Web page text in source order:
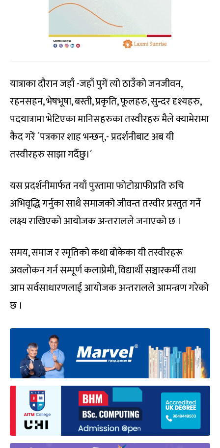
यात्राका दौरान जहाँ -जहाँ पुगें त्यो ठाउँको जनजीवन,
रहनसहन, भेषभूषा, बस्ती, प्रकृति, फूलहरु, सुन्दर दृश्यहरु,
पदयात्रामा भेटिएका मानिसहरुका तस्वीरहरु मैले क्यामेरामा
कैद गरें ´पत्रकार शाह भन्छन्,- प्रदर्शनीबाट अब यी
तस्वीरहरु साझा गर्दैछु।´
यस प्रदर्शनीमार्फत नयाँ पुस्तामा फोटोग्राफीप्रति रुचि
अभिवृद्धि गर्नुका साथै समाजको जीवन्त तस्वीर प्रस्तुत गर्ने
लक्ष्य राखिएको आयोजक अन्तरालले जनाएको छ ।
समय, समाज र स्मृतिको कथा बोकेका यी तस्वीरहरू
अवलोकन गर्न सम्पूर्ण कलाप्रेमी, विद्यार्थी सञ्चारकर्मी तथा
आम सर्वसाधारणलाई आयोजक अन्तरालले आमन्त्रण गरेको
छ ।